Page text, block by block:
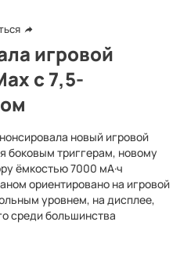
игровой
с 7,5-
новый игровой
боковым триггерам, новому
ёмкостью 7000 мА·ч
ориентировано на игровой
уровнем, на дисплее,
среди большинства